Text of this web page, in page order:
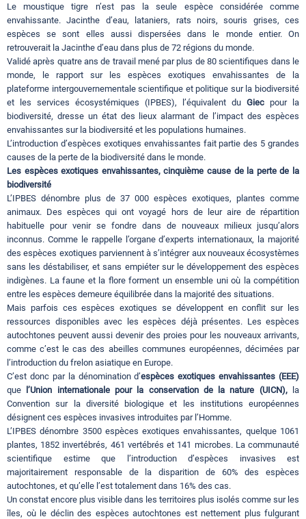
Le moustique tigre n’est pas la seule espèce considérée comme
envahissante. Jacinthe d’eau, lataniers, rats noirs, souris grises, ces
espèces se sont elles aussi dispersées dans le monde entier. On
retrouverait la Jacinthe d’eau dans plus de 72 régions du monde.
Validé après quatre ans de travail mené par plus de 80 scientifiques dans le
monde, le rapport sur les espèces exotiques envahissantes de la
plateforme intergouvernementale scientifique et politique sur la biodiversité
et les services écosystémiques (IPBES), l’équivalent du Giec pour la
biodiversité, dresse un état des lieux alarmant de l’impact des espèces
envahissantes sur la biodiversité et les populations humaines.
L’introduction d’espèces exotiques envahissantes fait partie des 5 grandes
causes de la perte de la biodiversité dans le monde.
Les espèces exotiques envahissantes, cinquième cause de la perte de la
biodiversité
L’IPBES dénombre plus de 37 000 espèces exotiques, plantes comme
animaux. Des espèces qui ont voyagé hors de leur aire de répartition
habituelle pour venir se fondre dans de nouveaux milieux jusqu’alors
inconnus. Comme le rappelle l’organe d’experts internationaux, la majorité
des espèces exotiques parviennent à s’intégrer aux nouveaux écosystèmes
sans les déstabiliser, et sans empiéter sur le développement des espèces
indigènes. La faune et la flore forment un ensemble uni où la compétition
entre les espèces demeure équilibrée dans la majorité des situations.
Mais parfois ces espèces exotiques se développent en conflit sur les
ressources disponibles avec les espèces déjà présentes. Les espèces
autochtones peuvent aussi devenir des proies pour les nouveaux arrivants,
comme c’est le cas des abeilles communes européennes, décimées par
l’introduction du frelon asiatique en Europe.
C’est donc par la dénomination d’espèces exotiques envahissantes (EEE)
que
l’Union internationale pour la conservation de la nature (UICN),la
Convention sur la diversité biologique et les institutions européennes
désignent ces espèces invasives introduites par l’Homme.
L’IPBES dénombre 3500 espèces exotiques envahissantes, quelque 1061
plantes, 1852 invertébrés, 461 vertébrés et 141 microbes. La communauté
scientifique estime que l’introduction d’espèces invasives est
majoritairement responsable de la disparition de 60% des espèces
autochtones, et qu’elle l’est totalement dans 16% des cas.
Un constat encore plus visible dans les territoires plus isolés comme sur les
îles, où le déclin des espèces autochtones est nettement plus fulgurant